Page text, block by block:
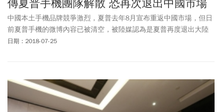
傳夏普手機團隊解散 恐再次退出中國市場
中國本土手機品牌競爭激烈，夏普去年8月宣布重返中國市場，但日
前夏普手機的微博內容已被清空，被陸媒認為是夏普再度退出大陸
市場的徵兆，如今再傳夏普手機中國團隊早已解散，陸媒的評論更
日期：2018-07-25